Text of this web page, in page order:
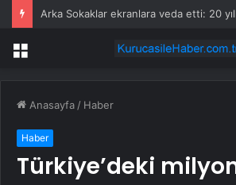
Menü
Anasayfa / Haber
Haber
Türkiye’deki